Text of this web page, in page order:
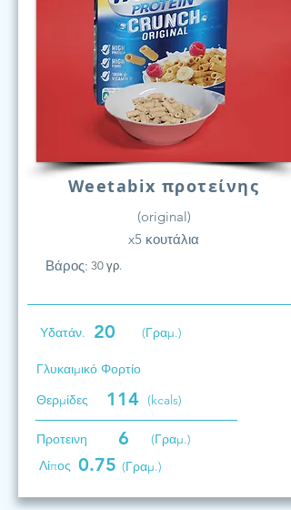
Weetabix προτείνης
(original)
x5 κουτάλια
Βάρος: 30 γρ.
Υδατάν. 20 (Γραμ.)
Γλυκαιμικό Φορτίο
Θερμίδες
114 (kcals)
Προτεινη 6
(Γραμ.)
Λίπος 0.75 (Γραμ.)